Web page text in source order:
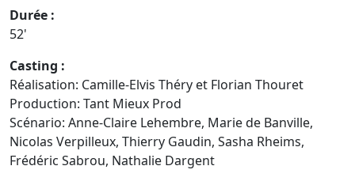
Durée :
52'
Casting :
Réalisation: Camille-Elvis Théry et Florian Thouret
Production: Tant Mieux Prod
Scénario: Anne-Claire Lehembre, Marie de Banville,
Nicolas Verpilleux, Thierry Gaudin, Sasha Rheims,
Frédéric Sabrou, Nathalie Dargent